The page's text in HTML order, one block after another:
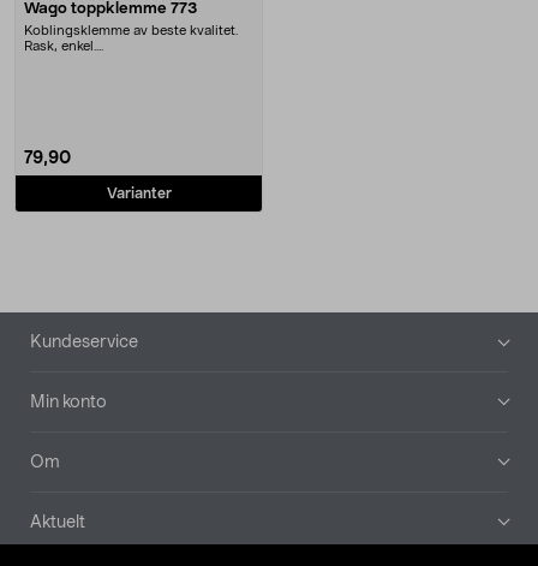
Wago toppklemme 773
Koblingsklemme av beste kvalitet.
Rask, enkel....
79,90
Varianter
Bunntekst
Kundeservice
Min konto
Om
Aktuelt